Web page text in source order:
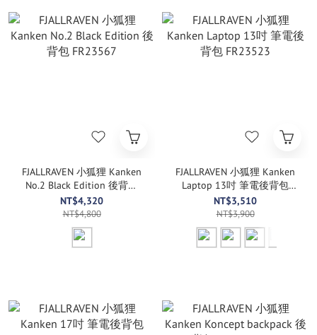
FJALLRAVEN 小狐狸 Kanken
No.2 Black Edition 後背包
FR23567
NT$4,320
NT$4,800
FJALLRAVEN 小狐狸 Kanken
Laptop 13吋 筆電後背包
FR23523
NT$3,510
NT$3,900